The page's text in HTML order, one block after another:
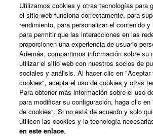
Acerca de Yamaha
España - Spanish
Empresa
Utilizamos cookies y otras tecnologías para
el sitio web funciona correctamente, para
rendimiento, para personalizar el contenido
para permitir que las interacciones en las
proporcionen una experiencia de usuario
Además, compartimos información sobre su
utilizar el sitio web con nuestros socios de
sociales y análisis. Al hacer clic en "Aceptar
cookies", acepta el uso de cookies y otras
Para obtener más información sobre el uso
para modificar su configuración, haga clic en
de cookies". Si no está de acuerdo y solo
utilicen las cookies y la tecnología
en este enlace.